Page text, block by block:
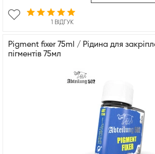
1 ВІДГУК
Pigment fixer 75ml / Рідина для
пігментів 75мл